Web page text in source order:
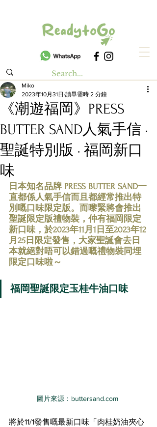
《潮遊福岡》PRESS
BUTTER SAND人氣手信 ·
聖誕特別版 · 福岡新口
味
Miko
2023年10月31日 讀畢需時 2 分鐘
日本知名品牌 PRESS BUTTER SAND一
直都係人氣手信而且都經常推出特
別嘅口味限定版。而嚟緊將會推出
聖誕限定版禮物裝，仲有福岡限定
新口味，於2023年11月1日至2023年12
月25日限定發售，大家聖誕會去日
本就絕對唔可以錯過嘅禮物裝同埋
限定口味啦～
福岡聖誕限定玉桂牛油口味
圖片來源：buttersand.com
將於11/1發售嘅最新口味「肉桂奶油夾心